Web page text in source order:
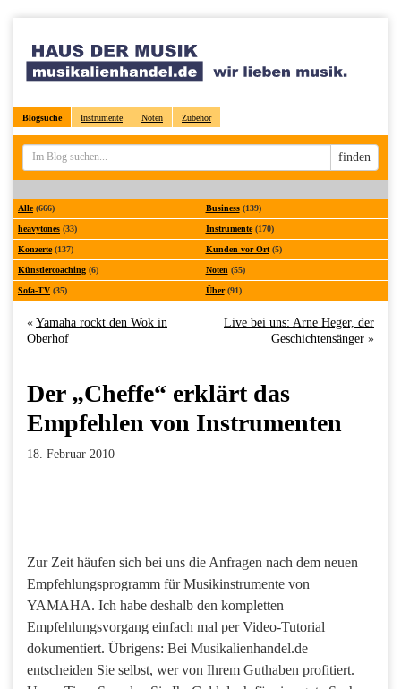
Blogsuche Instrumente Noten Zubehör
Sucheingabe
finden
Alle(666) Business(139)
heavytones (33) Instrumente(170)
Konzerte(137) Kunden vor Ort(5)
Künstlercoaching (6) Noten (55)
Sofa-TV (35) Über(91)
« Yamaha rockt den Wok in
Oberhof
Live bei uns: Arne Heger, der
Geschichtensänger »
Der „Cheffe“ erklärt das
Empfehlen von Instrumenten
18. Februar 2010
Zur Zeit häufen sich bei uns die Anfragen nach dem neuen
Empfehlungsprogramm für Musikinstrumente von
YAMAHA. Ich habe deshalb den kompletten
Empfehlungsvorgang einfach mal per Video-Tutorial
dokumentiert. Übrigens: Bei Musikalienhandel.de
entscheiden Sie selbst, wer von Ihrem Guthaben profitiert.